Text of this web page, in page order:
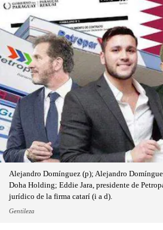
Alejandro Domínguez (p); Alejandro
Doha Holding; Eddie Jara, presidente de
jurídico de la firma catarí (i a d).
Gentileza